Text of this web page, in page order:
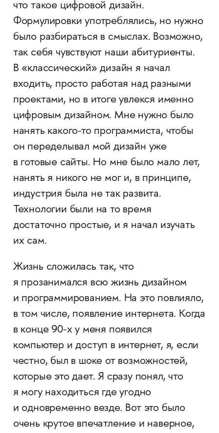
что такое цифровой дизайн.
Формулировки употреблялись, но нужно
было разбираться в смыслах. Возможно,
так себя чувствуют наши абитуриенты.
В «классический» дизайн я начал
входить, просто работая над разными
проектами, но в итоге увлекся именно
цифровым дизайном. Мне нужно было
нанять какого-то программиста, чтобы
он переделывал мой дизайн уже
в готовые сайты. Но мне было мало лет,
нанять я никого не мог и, в принципе,
индустрия была не так развита.
Технологии были на то время
достаточно простые, и я начал изучать
их сам.
Жизнь сложилась так, что
я прозанимался всю жизнь дизайном
и программированием. На это повлияло,
в том числе, появление интернета. Когда
в конце 90-х у меня появился
компьютер и доступ в интернет, я, если
честно, был в шоке от возможностей,
которые это дает. Я сразу понял, что
я могу находиться где угодно
и одновременно везде. Вот это было
очень крутое впечатление и наверное,